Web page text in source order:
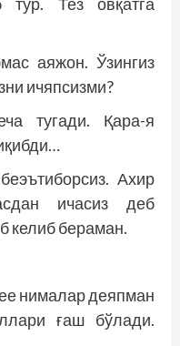
аяжон. Ўзингиз
ичяпсизми?
тугади. Қара-я
Ахир
ичасиз деб
келиб бераман.
нималар деяпман
ғаш бўлади.